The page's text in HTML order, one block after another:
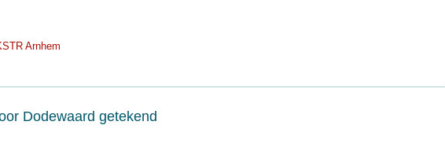
Arnhem
Dodewaard getekend